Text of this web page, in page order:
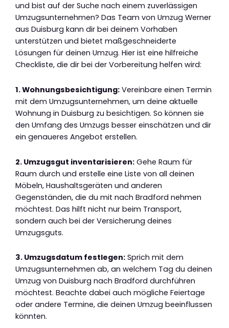
und bist auf der Suche nach einem zuverlässigen
Umzugsunternehmen? Das Team von Umzug Werner
aus Duisburg kann dir bei deinem Vorhaben
unterstützen und bietet maßgeschneiderte
Lösungen für deinen Umzug. Hier ist eine hilfreiche
Checkliste, die dir bei der Vorbereitung helfen wird:
1. Wohnungsbesichtigung: Vereinbare einen Termin
mit dem Umzugsunternehmen, um deine aktuelle
Wohnung in Duisburg zu besichtigen. So können sie
den Umfang des Umzugs besser einschätzen und dir
ein genaueres Angebot erstellen.
2. Umzugsgut inventarisieren: Gehe Raum für
Raum durch und erstelle eine Liste von all deinen
Möbeln, Haushaltsgeräten und anderen
Gegenständen, die du mit nach Bradford nehmen
möchtest. Das hilft nicht nur beim Transport,
sondern auch bei der Versicherung deines
Umzugsguts.
3. Umzugsdatum festlegen: Sprich mit dem
Umzugsunternehmen ab, an welchem Tag du deinen
Umzug von Duisburg nach Bradford durchführen
möchtest. Beachte dabei auch mögliche Feiertage
oder andere Termine, die deinen Umzug beeinflussen
könnten.